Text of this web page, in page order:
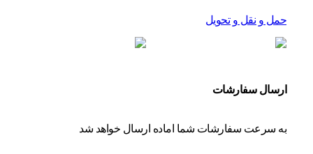
حمل و نقل و تحویل
ارسال سفارشات
به سرعت سفارشات شما اماده ارسال خواهد شد